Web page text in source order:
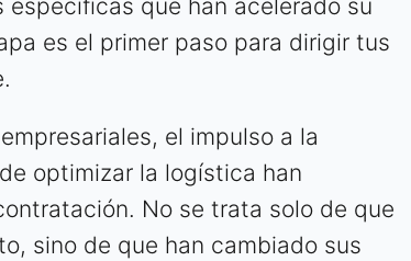
que han acelerado su
es el primer paso para dirigir tus
el impulso a la
optimizar la logística han
No se trata solo de que
sino de que han cambiado sus